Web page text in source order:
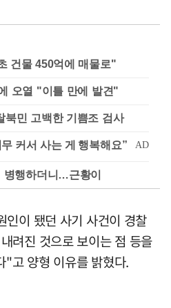
건물 450억에 매물로"
오열 "이틀 만에 발견"
민 고백한 기쁨조 검사
병행하더니…근황이
인이 됐던 사기 사건이 경찰
려진 것으로 보이는 점 등을
"고 양형 이유를 밝혔다.